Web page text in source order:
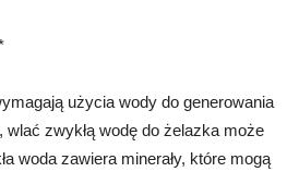
użycia wody do generowania
zwykłą wodę do żelazka może
woda zawiera minerały, które mogą